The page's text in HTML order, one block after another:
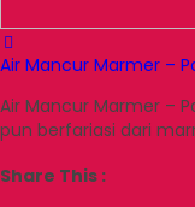
Air Mancur Marmer –
Air Mancur Marmer –
pun berfariasi dari
Share This :